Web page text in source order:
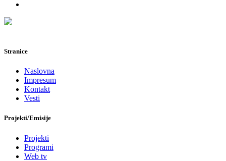
Stranice
Naslovna
Impresum
Kontakt
Vesti
Projekti/Emisije
Projekti
Programi
Web tv